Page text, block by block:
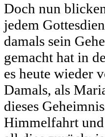
Doch nun
jedem
damals sein
gemacht hat in
es heute wieder
Damals, als
dieses
Himmelfahrt